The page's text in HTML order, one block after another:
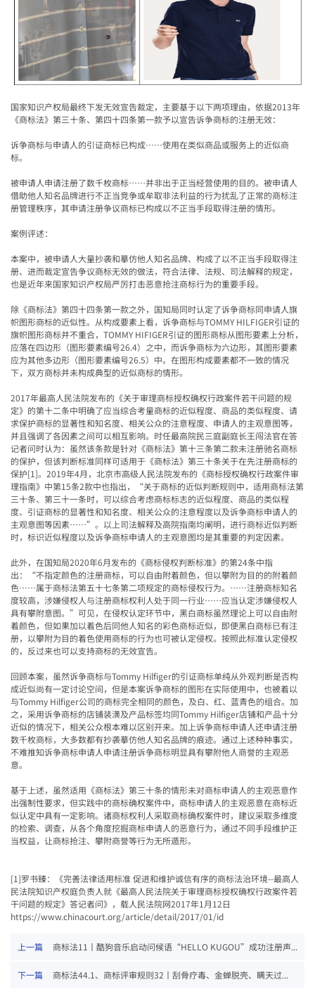
国家知识产权局最终下发无效宣告裁定，主要基于以下两项理由，依据2013年
《商标法》第三十条、第四十四条第一款予以宣告诉争商标的注册无效：
诉争商标与申请人的引证商标已构成……使用在类似商品或服务上的近似商
标。
被申请人申请注册了数千枚商标……并非出于正当经营使用的目的。被申请人
借助他人知名品牌进行不正当竞争或牟取非法利益的行为扰乱了正常的商标注
册管理秩序，其申请注册争议商标已构成以不正当手段取得注册的情形。
案例评述：
本案中，被申请人大量抄袭和摹仿他人知名品牌、构成了以不正当手段取得注
册、进而裁定宣告争议商标无效的做法，符合法律、法规、司法解释的规定，
也是近年来国家知识产权局严厉打击恶意抢注商标行为的重要手段。
除《商标法》第四十四条第一款之外，国知局同时认定了诉争商标同申请人旗
帜图形商标的近似性。从构成要素上看，诉争商标与TOMMY HILFIGER引证的
旗帜图形商标并不重合， TOMMY HIFIGER引证的图形商标从图形要素上分析，
应落在四边形（图形要素编号26.4）之中，而诉争商标为六边形，其图形要素
应为其他多边形（图形要素编号26.5）中。在图形构成要素都不一致的情况
下，双方商标并未构成典型的近似商标的情形。
2017年最高人民法院发布的《关于审理商标授权确权行政案件若干问题的规
定》的第十二条中明确了应当综合考量商标的近似程度、商品的类似程度、请
求保护商标的显著性和知名度、相关公众的注意程度、 申请人的主观意图等，
并且强调了各因素之间可以相互影响。时任最高院民三庭副庭长王闯法官在答
记者问时认为：虽然该条款是针对《商标法》第十三条第二款未注册驰名商标
的保护，但该判断标准同样可适用于《商标法》第三十条关于在先注册商标的
保护[1]。 2019年4月，北京市高级人民法院发布的 《商标授权确权行政案件审
理指南》中第15条2款中也指出，“关于商标的近似判断规则中，适用商标法第
三十条、第三十一条时，可以综合考虑商标标志的近似程度、商品的类似程
度、引证商标的显著性和知名度、相关公众的注意程度以及诉争商标申请人的
主观意图等因素……”。以上司法解释及高院指南均阐明，进行商标近似判断
时，标识近似程度以及诉争商标申请人的主观意图均是其重要的判定因素。
此外，在国知局2020年6月发布的《商标侵权判断标准》的第24条中指
出：“不指定颜色的注册商标，可以自由附着颜色，但以攀附为目的的附着颜
色……属于商标法第五十七条第二项规定的商标侵权行为。……注册商标知名
度较高，涉嫌侵权人与注册商标权利人处于同一行业……应当认定涉嫌侵权人
具有攀附意图。”可见，在侵权认定环节中，黑白商标虽然理论上可以自由附
着颜色，但如果加以着色后同他人知名的彩色商标近似，即便黑白商标已有注
册，以攀附为目的着色使用商标的行为也可被认定侵权。按照此标准认定侵权
的，反过来也可以支持商标的无效宣告。
回顾本案，虽然诉争商标与Tommy Hilfiger的引证商标单纯从外观判断是否构
成近似尚有一定讨论空间，但是本案诉争商标的图形在实际使用中，也被着以
与Tommy Hilfiger公司的商标完全相同的颜色，及白、红、蓝青色的组合。加
之，采用诉争商标的店铺装潢及产品标签均同Tommy Hilfiger店铺和产品十分
近似的情况下，相关公众根本难以区别开来。 加上诉争商标申请人还申请注册
数千枚商标，大多数都有抄袭摹仿他人知名品牌的痕迹。通过上述种种事实，
不难推知诉争商标申请人申请注册诉争商标明显具有攀附他人商誉的主观恶
意。
基于上述，虽然适用《商标法》第三十条的情形未对商标申请人的主观恶意作
出强制性要求，但实践中的商标确权案件中， 商标申请人的主观恶意在商标近
似认定中具有一定影响。诸商标权利人采取商标确权案件时，建议采取多维度
的检索、调查，从各个角度挖掘商标申请人的恶意行为，通过不同手段维护正
当权益，让商标抢注、攀附商誉等行为无所遁形。
[1]罗书臻：《完善法律适用标准 促进和维护诚信有序的商标法治环境--最高人
民法院知识产权庭负责人就《最高人民法院关于审理商标授权确权行政案件若
干问题的规定》答记者问》，载人民法院网2017年1月12日
https://www.chinacourt.org/article/detail/2017/01/id
上一篇 商标法11丨酷狗音乐启动问候语“HELLO KUGOU”成功注册声...
下一篇 商标法44.1、商标评审规则32丨刮骨疗毒、金蝉脱壳、瞒天过...